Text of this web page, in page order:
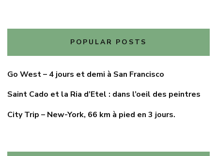
POPULAR POSTS
Go West – 4 jours et demi à San Francisco
Saint Cado et la Ria d’Etel : dans l’oeil des peintres
City Trip – New-York, 66 km à pied en 3 jours.